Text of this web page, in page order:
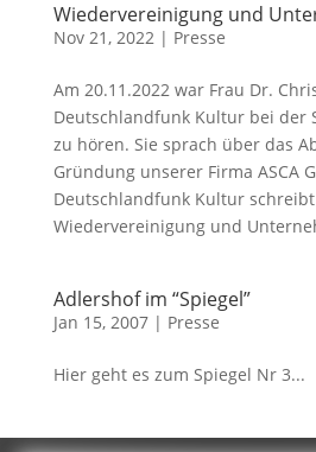
Wiedervereinigung und
Nov 21, 2022| Presse
Am 20.11.2022 war Frau Dr.
Deutschlandfunk Kultur bei der
zu hören. Sie sprach über das
Gründung unserer Firma ASCA
Deutschlandfunk Kultur
Wiedervereinigung und
Adlershof im “Spiegel”
Jan 15, 2007| Presse
Hier geht es zum Spiegel Nr 3...